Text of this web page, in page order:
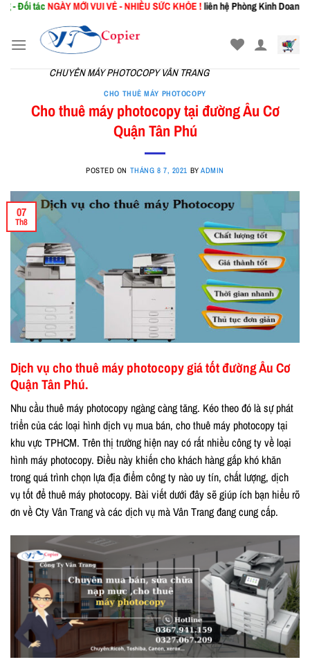
Skip
content
NGÀY MỚIVUI VẺ - NHIỀU SỨC KHỎE !liên hệ Phòng Kinh Doanh:
CHUYÊN MÁY PHOTOCOPY VÂN TRANG
CHO THUÊ MÁY PHOTOCOPY
Cho thuê máy photocopy tại đường Âu Cơ
Quận Tân Phú
POSTED ON THÁNG 8 7, 2021 BYADMIN
07
Th8
Dịch vụ cho thuê máy photocopy giá tốt đường Âu Cơ
Quận Tân Phú.
Nhu cầu thuê máy photocopy ngàng càng tăng. Kéo theo đó là sự phát
triển của các loại hình dịch vụ mua bán, cho thuê máy photocopy tại
khu vực TPHCM. Trên thị trường hiện nay có rất nhiều công ty về loại
hình máy photocopy. Điều này khiến cho khách hàng gắp khó khăn
trong quá trình chọn lựa địa điểm công ty nào uy tín, chất lượng, dịch
vụ tốt để thuê máy photocopy. Bài viết dưới đây sẽ giúp ích bạn hiểu rõ
ơn về Cty Vân Trang và các dịch vụ mà Vân Trang đang cung cấp.